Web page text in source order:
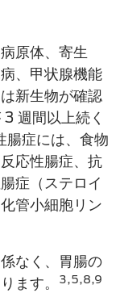
原体、寄生
、甲状腺機能
新生物が確認
週間以上続く
腸症には、食物
応性腸症、抗
症（ステロイ
管小細胞リン
なく、胃腸の
ます。
3,5,8,9